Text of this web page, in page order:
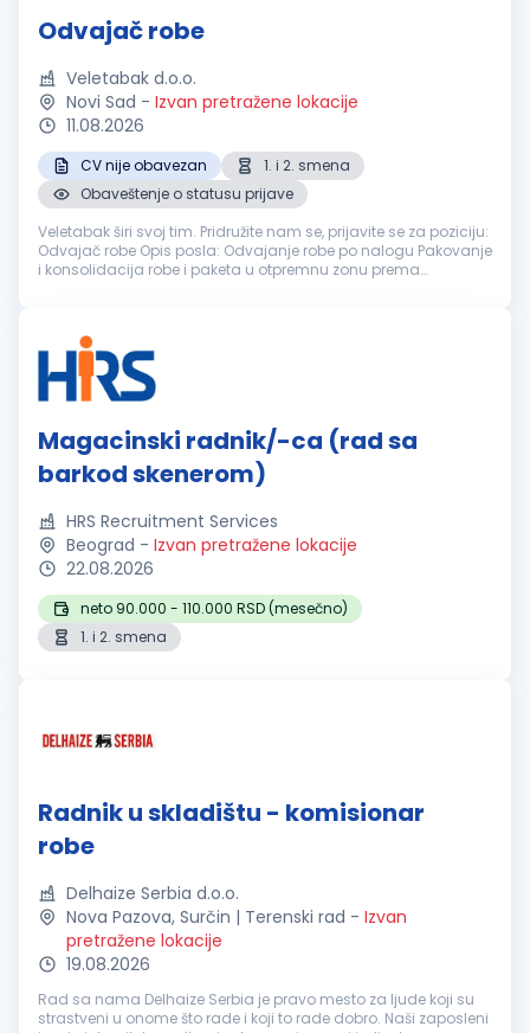
Odvajač robe
Veletabak d.o.o.
Novi Sad - Izvan pretražene lokacije
11.08.2026
CV nije obavezan
1. i 2. smena
Obaveštenje o statusu prijave
Veletabak širi svoj tim. Pridružite nam se, prijavite se za poziciju:
Odvajač robe Opis posla: Odvajanje robe po nalogu Pakovanje
i konsolidacija robe i paketa u otpremnu zonu prema
Magacinski radnik/-ca (rad sa
barkod skenerom)
HRS Recruitment Services
Beograd - Izvan pretražene lokacije
22.08.2026
neto 90.000 - 110.000 RSD (mesečno)
1. i 2. smena
Radnik u skladištu - komisionar
robe
Delhaize Serbia d.o.o.
Nova Pazova, Surčin | Terenski rad - Izvan
pretražene lokacije
19.08.2026
Rad sa nama Delhaize Serbia je pravo mesto za ljude koji su
strastveni u onome što rade i koji to rade dobro. Naši zaposleni